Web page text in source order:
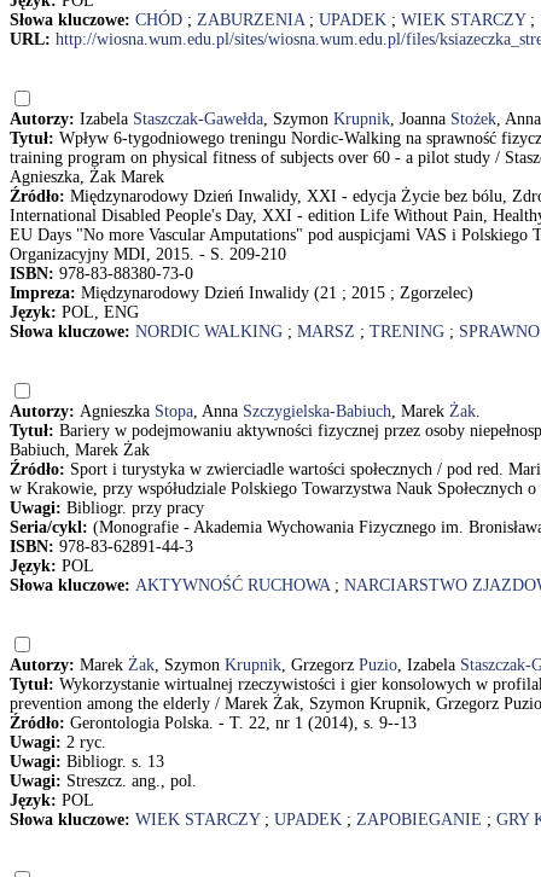
Słowa kluczowe: CHÓD ; ZABURZENIA; UPADEK ; WIEK STARCZY;
URL: http://wiosna.wum.edu.pl/sites/wiosna.wum.edu.pl/files/
Autorzy: Izabela Staszczak-Gawełda, Szymon Krupnik, Joanna Stożek,
Tytuł: Wpływ 6-tygodniowego treningu Nordic-Walking na sprawność
training program on physical fitness of subjects over 60 - a pilot study /
Agnieszka, Żak Marek
Źródło: Międzynarodowy Dzień Inwalidy, XXI - edycja Życie bez bólu,
International Disabled People's Day, XXI - edition Life Without Pain,
EU Days "No more Vascular Amputations" pod auspicjami VAS i
Organizacyjny MDI, 2015. - S. 209-210
ISBN: 978-83-88380-73-0
Impreza: Międzynarodowy Dzień Inwalidy (21 ; 2015 ; Zgorzelec)
Język: POL, ENG
Słowa kluczowe: NORDIC WALKING ; MARSZ ; TRENING ;
Autorzy: Agnieszka Stopa, Anna Szczygielska-Babiuch, Marek Żak.
Tytuł: Bariery w podejmowaniu aktywności fizycznej przez osoby
Babiuch, Marek Żak
Źródło: Sport i turystyka w zwierciadle wartości społecznych / pod red.
w Krakowie, przy współudziale Polskiego Towarzystwa Nauk
Uwagi: Bibliogr. przy pracy
Seria/cykl: (Monografie - Akademia Wychowania Fizycznego im.
ISBN: 978-83-62891-44-3
Język: POL
Słowa kluczowe: AKTYWNOŚĆ RUCHOWA; NARCIARSTWO
Autorzy: Marek Żak, Szymon Krupnik, Grzegorz Puzio, Izabela Staszczak-
Tytuł: Wykorzystanie wirtualnej rzeczywistości i gier konsolowych w
prevention among the elderly / Marek Żak, Szymon Krupnik, Grzegorz
Źródło: Gerontologia Polska. - T. 22, nr 1 (2014), s. 9--13
Uwagi: 2 ryc.
Uwagi: Bibliogr. s. 13
Uwagi: Streszcz. ang., pol.
Język: POL
Słowa kluczowe: WIEK STARCZY; UPADEK ; ZAPOBIEGANIE ; GRY